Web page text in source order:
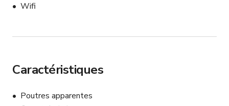
Wifi
Caractéristiques
Poutres apparentes